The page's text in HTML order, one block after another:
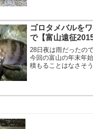
またMJリグ屋さんを
ゴロタメバルを
で【富山遠征
28日夜は雨だったの
今回の富山の年末年
積もることはなさそ
がプラグでのメバリ